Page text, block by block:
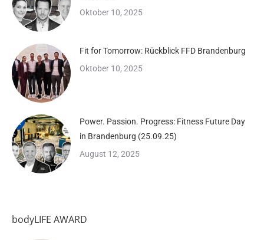
Oktober 10, 2025
Fit for Tomorrow: Rückblick FFD Brandenburg
Oktober 10, 2025
Power. Passion. Progress: Fitness Future Day
in Brandenburg (25.09.25)
August 12, 2025
bodyLIFE AWARD